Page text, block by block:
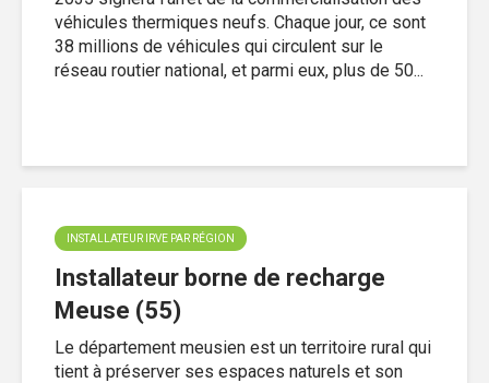
véhicules thermiques neufs. Chaque jour, ce sont
38 millions de véhicules qui circulent sur le
réseau routier national, et parmi eux, plus de 50...
INSTALLATEUR IRVE PAR RÉGION
Installateur borne de recharge
Meuse (55)
Le département meusien est un territoire rural qui
tient à préserver ses espaces naturels et son